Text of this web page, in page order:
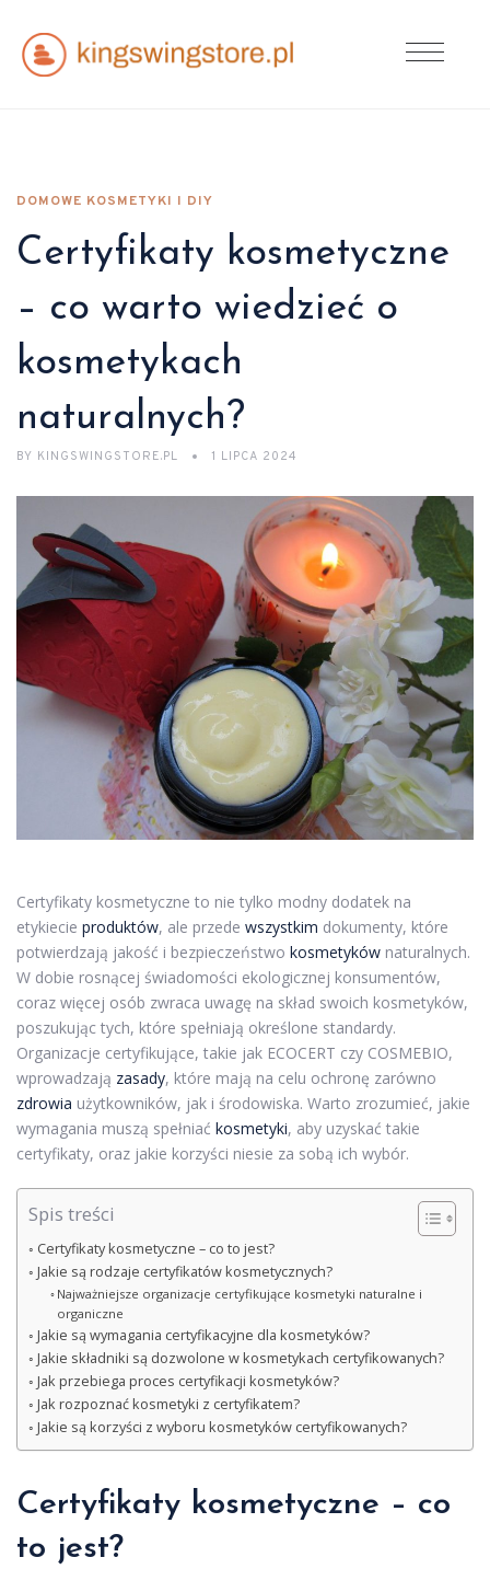
DOMOWE KOSMETYKI I DIY
Certyfikaty kosmetyczne
– co warto wiedzieć o
kosmetykach
naturalnych?
BY KINGSWINGSTORE.PL 1 LIPCA 2024
Certyfikaty kosmetyczne to nie tylko modny dodatek na
etykiecie produktów, ale przede wszystkim dokumenty, które
potwierdzają jakość i bezpieczeństwo kosmetyków naturalnych.
W dobie rosnącej świadomości ekologicznej konsumentów,
coraz więcej osób zwraca uwagę na skład swoich kosmetyków,
poszukując tych, które spełniają określone standardy.
Organizacje certyfikujące, takie jak ECOCERT czy COSMEBIO,
wprowadzają zasady, które mają na celu ochronę zarówno
zdrowia użytkowników, jak i środowiska. Warto zrozumieć, jakie
wymagania muszą spełniać kosmetyki, aby uzyskać takie
certyfikaty, oraz jakie korzyści niesie za sobą ich wybór.
Spis treści
Certyfikaty kosmetyczne – co to jest?
Jakie są rodzaje certyfikatów kosmetycznych?
Najważniejsze organizacje certyfikujące kosmetyki naturalne i
organiczne
Jakie są wymagania certyfikacyjne dla kosmetyków?
Jakie składniki są dozwolone w kosmetykach certyfikowanych?
Jak przebiega proces certyfikacji kosmetyków?
Jak rozpoznać kosmetyki z certyfikatem?
Jakie są korzyści z wyboru kosmetyków certyfikowanych?
Certyfikaty kosmetyczne – co
to jest?